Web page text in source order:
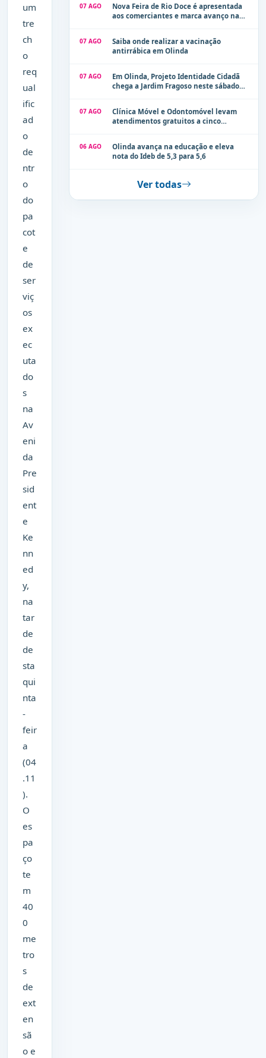
um
tre
ch
o
req
ual
ific
ad
o
de
ntr
o
do
pa
cot
e
de
ser
viç
os
ex
ec
uta
do
s
na
Av
eni
da
Pre
sid
ent
e
Ke
nn
ed
y,
na
tar
de
de
sta
qui
nta
-
feir
a
(04
.11
).
O
es
pa
ço
te
m
40
0
me
tro
s
de
ext
en
sã
o e
07 AGO
Nova Feira de Rio Doce é apresentada
aos comerciantes e marca avanço na
07 AGO
Saiba onde realizar a vacinação
antirrábica em Olinda
07 AGO
Em Olinda, Projeto Identidade Cidadã
chega a Jardim Fragoso neste sábado
07 AGO
Clínica Móvel e Odontomóvel levam
atendimentos gratuitos a cinco
06 AGO
Olinda avança na educação e eleva
nota do Ideb de 5,3 para 5,6
Ver todas